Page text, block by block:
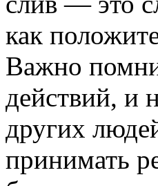
как
Важно
действий, и
других
принимать